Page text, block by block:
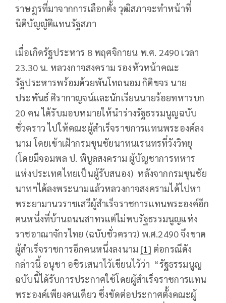
ราษฎรที่มาจากการเลือกตั้ง วุฒิสภาจะทำหน้าที่
นิติบัญญัติแทนรัฐสภา
เมื่อเกิดรัฐประหาร 8 พฤศจิกายน พ.ศ. 2490 เวลา
23.30 น. หลวงกาจสงคราม รองหัวหน้าคณะ
รัฐประหารพร้อมด้วยพันโทถนอม กิติขจร นาย
ประพันธ์ ศิรากาญจน์และนักเรียนนายร้อยทหารบก
20 คน ได้รับมอบหมายให้นำร่างรัฐธรรมนูญฉบับ
ชั่วคราว ไปให้คณะผู้สำเร็จราชการแทนพระองค์ลง
นาม โดยเข้าเฝ้ากรมขุนชัยนาทนเรนทรที่วังวิทยุ
(โดยมีจอมพล ป. พิบูลสงคราม ผู้บัญชาการทหาร
แห่งประเทศไทยเป็นผู้รับสนอง) หลังจากกรมขุนชัย
นาทฯได้ลงพระนามแล้วหลวงกาจสงครามได้ไปหา
พระยามานวราชเสวีผู้สำเร็จราชการแทนพระองค์อีก
คนหนึ่งที่บ้านถนนสาทรแต่ไม่พบรัฐธรรมนูญแห่ง
ราชอาณาจักรไทย (ฉบับชั่วคราว) พ.ศ.2490 จึงขาด
ผู้สำเร็จราชการอีกคนหนึ่งลงนาม [1] ต่อกรณีดัง
กล่าวนี้ อนุชา อชิรเสนาไว้เขียนไว้ว่า “รัฐธรรมนูญ
ฉบับนี้ได้รับการประกาศใช้โดยผู้สำเร็จราชการแทน
พระองค์เพียงคนเดียว ซึ่งขัดต่อประกาศตั้งคณะผู้